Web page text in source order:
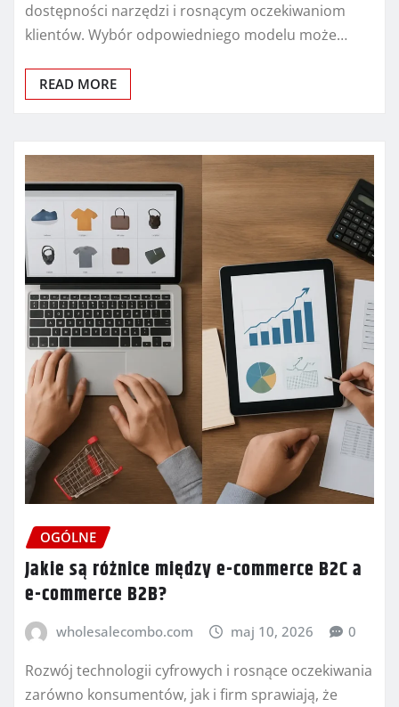
dostępności narzędzi i rosnącym oczekiwaniom
klientów. Wybór odpowiedniego modelu może…
READ MORE
OGÓLNE
Jakie są różnice między e-commerce B2C a
e-commerce B2B?
wholesalecombo.com maj 10, 2026 0
Rozwój technologii cyfrowych i rosnące oczekiwania
zarówno konsumentów, jak i firm sprawiają, że